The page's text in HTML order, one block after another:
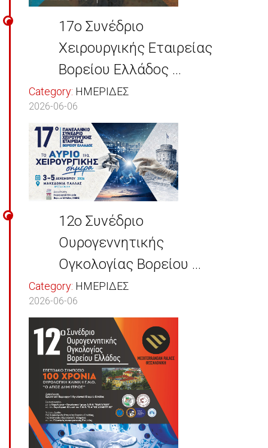
17ο Συνέδριο
Χειρουργικής Εταιρείας
Βορείου Ελλάδος ...
Category: ΗΜΕΡΙΔΕΣ
2026-06-06
12ο Συνέδριο
Ουρογεννητικής
Ογκολογίας Βορείου ...
Category: ΗΜΕΡΙΔΕΣ
2026-06-06